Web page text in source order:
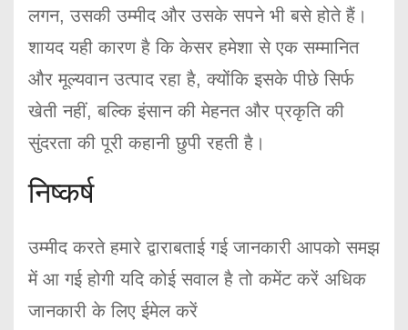
लगन, उसकी उम्मीद और उसके सपने भी बसे होते हैं।
शायद यही कारण है कि केसर हमेशा से एक सम्मानित
और मूल्यवान उत्पाद रहा है, क्योंकि इसके पीछे सिर्फ
खेती नहीं, बल्कि इंसान की मेहनत और प्रकृति की
सुंदरता की पूरी कहानी छुपी रहती है।
निष्कर्ष
उम्मीद करते हमारे द्वाराबताई गई जानकारी आपको समझ
में आ गई होगी यदि कोई सवाल है तो कमेंट करें अधिक
जानकारी के लिए ईमेल करें